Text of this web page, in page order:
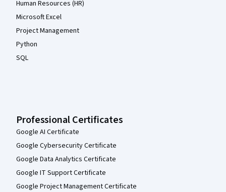
Human Resources (HR)
Microsoft Excel
Project Management
Python
SQL
Professional Certificates
Google AI Certificate
Google Cybersecurity Certificate
Google Data Analytics Certificate
Google IT Support Certificate
Google Project Management Certificate